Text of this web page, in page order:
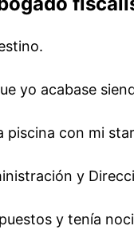
yo acabase
piscina con mi
y
y tenía